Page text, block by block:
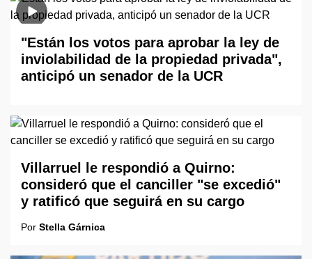
"Están los votos para aprobar la ley de
inviolabilidad de la propiedad privada",
anticipó un senador de la UCR
Villarruel le respondió a Quirno:
consideró que el canciller "se excedió"
y ratificó que seguirá en su cargo
Por Stella Gárnica